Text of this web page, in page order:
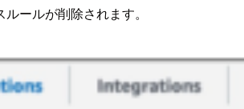
ールが削除されます。